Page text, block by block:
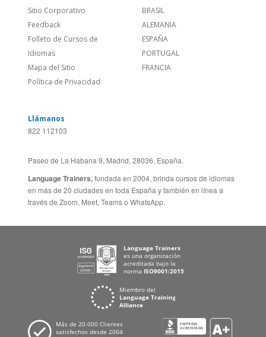
Sitio Corporativo
Feedback
Folleto de Cursos de
Idiomas
Mapa del Sitio
Política de Privacidad
BRASIL
ALEMANIA
ESPAÑA
PORTUGAL
FRANCIA
Llámanos
822 112103
Paseo de La Habana 9, Madrid, 28036, España.
Language Trainers,fundada en 2004, brinda cursos de idiomas
en más de 20 ciudades en toda España y también en línea a
través de Zoom, Meet, Teams o WhatsApp.